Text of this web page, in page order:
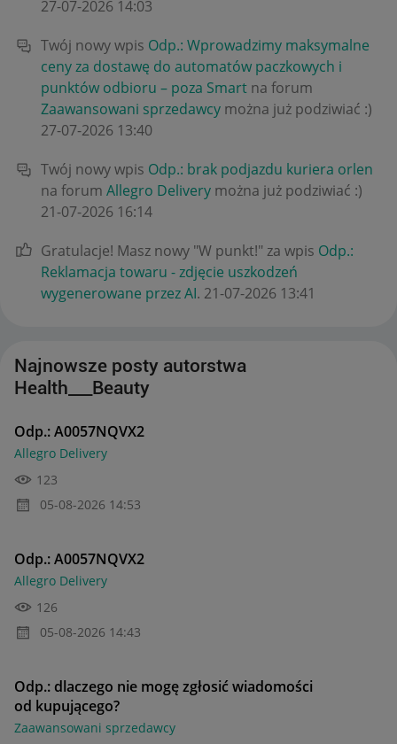
‎27-07-2026 14:03
Twój nowy wpis Odp.: Wprowadzimy maksymalne
ceny za dostawę do automatów paczkowych i
punktów odbioru – poza Smart na forum
Zaawansowani sprzedawcy można już podziwiać :)
‎27-07-2026 13:40
Twój nowy wpis Odp.: brak podjazdu kuriera orlen
na forum Allegro Delivery można już podziwiać :)
‎21-07-2026 16:14
Gratulacje! Masz nowy "W punkt!" za wpis Odp.:
Reklamacja towaru - zdjęcie uszkodzeń
wygenerowane przez AI. ‎21-07-2026 13:41
Najnowsze posty autorstwa
Health___Beauty
Odp.: A0057NQVX2
Allegro Delivery
123
‎05-08-2026 14:53
Odp.: A0057NQVX2
Allegro Delivery
126
‎05-08-2026 14:43
Odp.: dlaczego nie mogę zgłosić wiadomości
od kupującego?
Zaawansowani sprzedawcy